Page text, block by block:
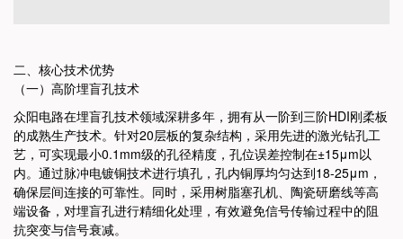
二、核心技术优势
（一）高阶埋盲孔技术
众阳电路在埋盲孔技术领域深耕多年，拥有从一阶到三阶HDI刚柔板
的成熟生产技术。 针对20层板的复杂结构，采用先进的激光钻孔工
艺，可实现最小0.1mm级的孔径精度，孔位误差控制在±15μm以
内。 通过脉冲电镀铜技术进行填孔，孔内铜厚均匀达到18-25μm，
确保层间连接的可靠性。 同时，采用树脂塞孔机、陶瓷研磨线等高
端设备，对埋盲孔进行精细化处理，有效避免信号传输过程中的阻
抗突变与信号衰减。